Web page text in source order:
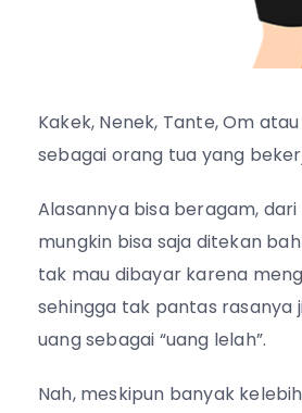
Kakek, Nenek, Tante, Om
sebagai orang tua yang
Alasannya bisa beragam,
mungkin bisa saja ditekan
tak mau dibayar karena
sehingga tak pantas rasanya
uang sebagai “uang lelah”.
Nah, meskipun banyak